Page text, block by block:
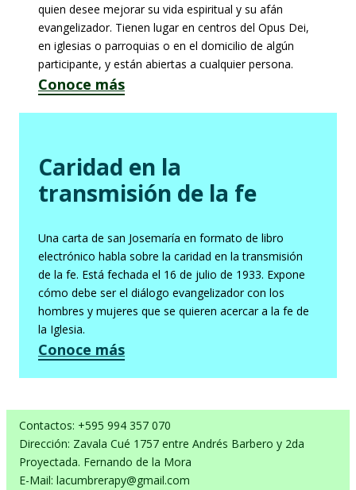
quien desee mejorar su vida espiritual y su afán
evangelizador. Tienen lugar en centros del Opus Dei,
en iglesias o parroquias o en el domicilio de algún
participante, y están abiertas a cualquier persona.
Conoce más
Caridad en la
transmisión de la fe
Una carta de san Josemaría en formato de libro
electrónico habla sobre la caridad en la transmisión
de la fe. Está fechada el 16 de julio de 1933. Expone
cómo debe ser el diálogo evangelizador con los
hombres y mujeres que se quieren acercar a la fe de
la Iglesia.
Conoce más
Contactos: +595 994 357 070
Dirección: Zavala Cué 1757 entre Andrés Barbero y 2da
Proyectada. Fernando de la Mora
E-Mail: lacumbrerapy@gmail.com